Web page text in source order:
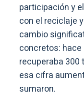
participación y
con el reciclaje
cambio
concretos:
recuperaba 300
esa cifra
sumaron.